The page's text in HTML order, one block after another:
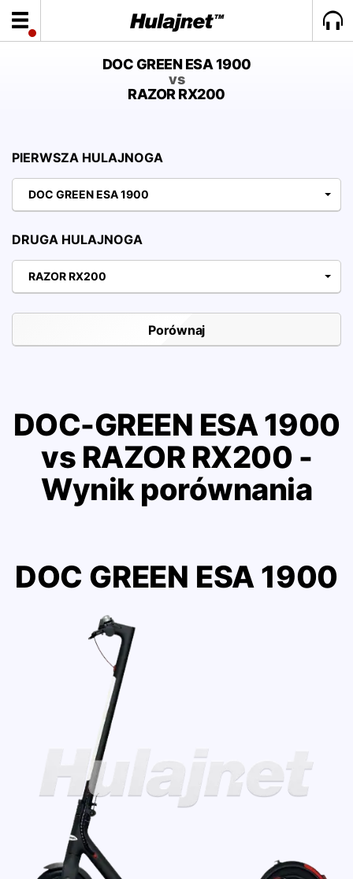
DOC GREEN ESA 1900
vs
RAZOR RX200
PIERWSZA HULAJNOGA
DOC GREEN ESA 1900
DRUGA HULAJNOGA
RAZOR RX200
DOC-GREEN ESA 1900
vs RAZOR RX200 -
Wynik porównania
DOC GREEN ESA 1900